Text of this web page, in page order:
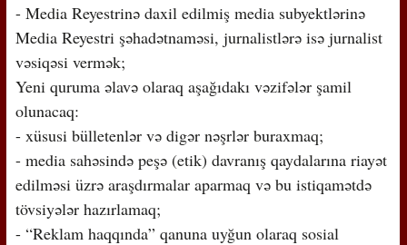
- Media Reyestrinə daxil edilmiş media subyektlərinə
Media Reyestri şəhadətnaməsi, jurnalistlərə isə jurnalist
vəsiqəsi vermək;
Yeni quruma əlavə olaraq aşağıdakı vəzifələr şamil
olunacaq:
- xüsusi bülletenlər və digər nəşrlər buraxmaq;
- media sahəsində peşə (etik) davranış qaydalarına riayət
edilməsi üzrə araşdırmalar aparmaq və bu istiqamətdə
tövsiyələr hazırlamaq;
- “Reklam haqqında” qanuna uyğun olaraq sosial